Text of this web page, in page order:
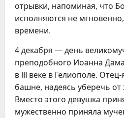
отрывки, напоминая, что
исполняются не
времени.
4 декабря — день
преподобного Иоанна
в III веке в Гелиополе.
башне, надеясь уберечь от
Вместо этого девушка
мужественно приняла